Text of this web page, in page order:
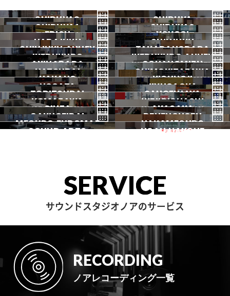
SHIBUYA3
渋谷3号
2026.07 OPEN
SHIBUYA
渋谷本店
SHIBUYA1
渋谷1号
SHIBUYA2
渋谷2号
EBISU
恵比寿
YOYOGI
代々木
HARAJUKU
原宿
SHINJUKU
新宿
SHINJUKU ANNEX
新宿ANNEX
TAKADANOBABA
高田馬場
IKEBUKURO
池袋
IKEBUKURO ANNEX
池袋ANNEX
AKIHABARA
秋葉原
OCHANOMIZU
御茶ノ水
HATSUDAI
初台
SHIMOKITAZAWA
下北沢
NAKANO
中野
KICHIJOJI
吉祥寺
NOGATA
野方
JIYUGAOKA
自由が丘
TORITSUDAI
都立大
SANGENJAYA
三軒茶屋
KOMAZAWA
駒沢
IKEJIRIOHASHI
池尻大橋
一時閉店中
GINZA
銀座
AKASAKA
赤坂
GAKUGEIDAI
学芸大
DENENCHOFU
田園調布
MEGURO FUDOMAE NAKAMEGURO
SOUND ARTS NOAH HAKONE
SERVICE
サウンドスタジオノアのサービス
RECORDING
ノアレコーディング一覧